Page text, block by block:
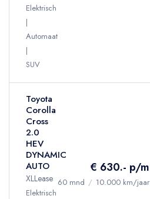
Elektrisch
Automaat
SUV
Toyota
Corolla
Cross
2.0
HEV
DYNAMIC
AUTO
XLLease
Elektrisch
€ 630.- p/m
60 mnd / 10.000 km/jaar